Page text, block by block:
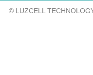
© LUZCELL